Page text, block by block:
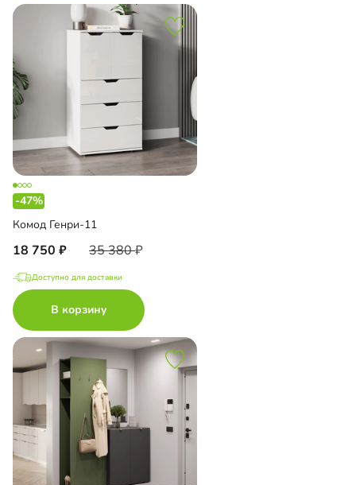
-47%
Комод Генри-11
18 750 35 380
Доступно для доставки
В корзину